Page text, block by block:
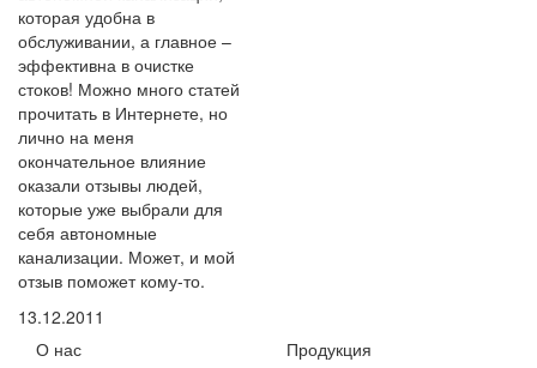
которая удобна в
обслуживании, а главное –
эффективна в очистке
стоков! Можно много статей
прочитать в Интернете, но
лично на меня
окончательное влияние
оказали отзывы людей,
которые уже выбрали для
себя автономные
канализации. Может, и мой
отзыв поможет кому-то.
13.12.2011
О нас
Продукция